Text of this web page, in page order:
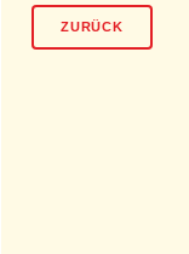
ZURÜCK